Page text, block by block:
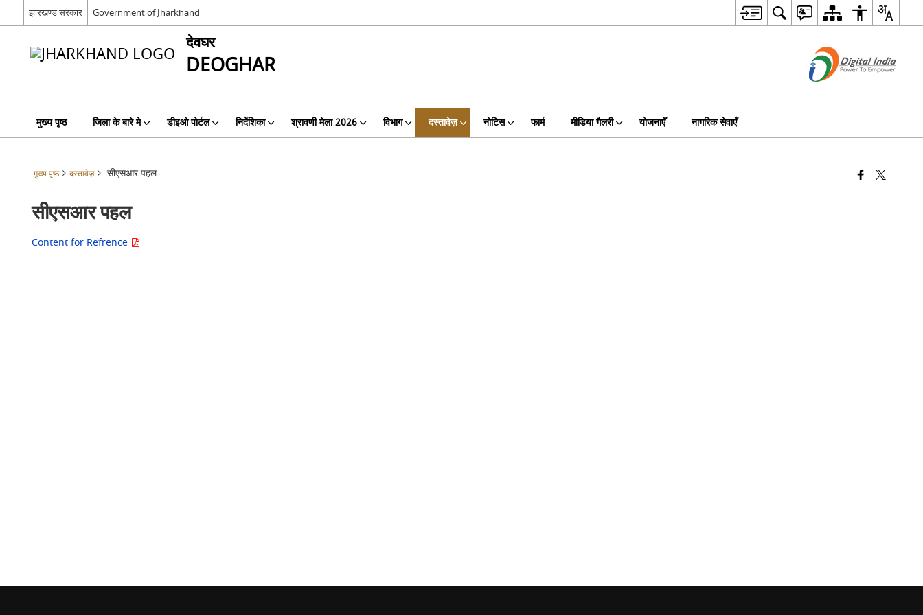
झारखण्ड सरकार Government of Jharkhand
देवघर
DEOGHAR
मुख्य पृष्ठ जिला के बारे मे डीइओ पोर्टल निर्देशिका श्रावणी मेला 2026 विभाग दस्तावेज़ नोटिस फार्म मीडिया गैलरी योजनाएँ नागरिक सेवाएँ
मुख्य पृष्ठ दस्तावेज़ सीएसआर पहल
सीएसआर पहल
Content for Refrence